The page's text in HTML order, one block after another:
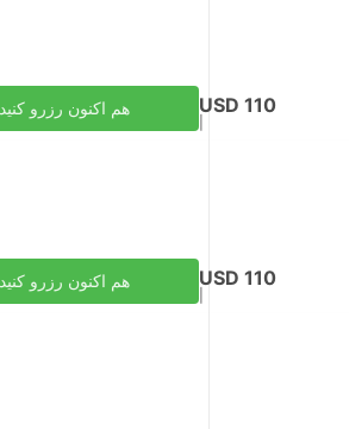
USD 110
مالیات‌ها لحاظ شده
به ازای هر بزرگسال
هم اکنون رزرو کنید
USD 110
مالیات‌ها لحاظ شده
به ازای هر بزرگسال
هم اکنون رزرو کنید